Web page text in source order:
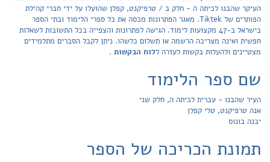
העיקר שהבנו לכיתה ה - חלק ב / טרפיקנט, קפלן שהועלו על ידי חברי קהילת
הפותרים של Tiktek. מאגר הפתרונות מכסה את כל ספרי הלימוד ובתי הספר
בישראל ב-47 מקצועות לימוד. הגישה לפתרונות והצפייה בכל התשובות לשאלות
חפשית ואינה מצריכה הרשמה או תשלום כלשהו. ניתן לקבל הסברים מתלמידים
מצטיינים ולהעלות בקשות לעזרה ללוח הבקשות .
שם ספר הלימוד
העיר שהבנו - עברית לכיתה ה, חלק שני
אנה טרפיקנט, טלי קפלן
יבנה בונוס
תמונת הכריכה של הספר